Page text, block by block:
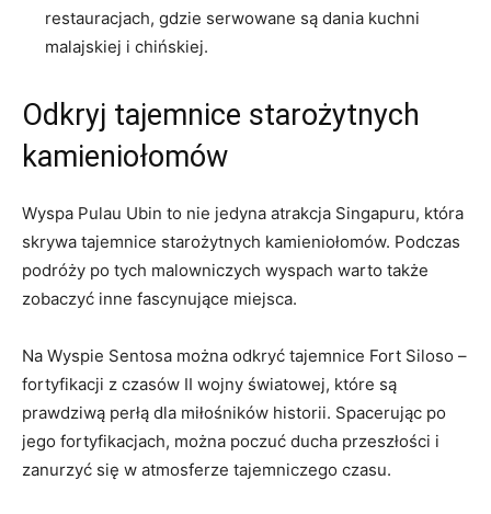
restauracjach, gdzie serwowane są dania kuchni
malajskiej i chińskiej.
Odkryj tajemnice starożytnych
kamieniołomów
Wyspa ⁣Pulau Ubin to nie jedyna atrakcja Singapuru, która⁢
skrywa tajemnice starożytnych kamieniołomów. Podczas
podróży po ⁤tych malowniczych ​wyspach warto także
zobaczyć inne fascynujące miejsca.
Na Wyspie Sentosa⁢ można odkryć tajemnice Fort Siloso –
fortyfikacji z czasów II wojny światowej, ⁤które ​są
⁢prawdziwą ‌perłą dla miłośników historii. Spacerując po
‍jego fortyfikacjach, można poczuć ducha przeszłości i
zanurzyć się w atmosferze tajemniczego czasu.